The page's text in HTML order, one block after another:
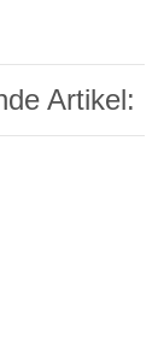
Artikel: